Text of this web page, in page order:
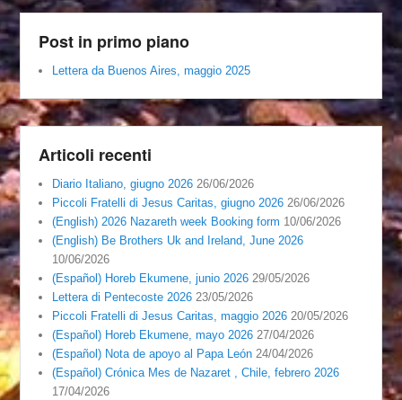
Post in primo piano
Lettera da Buenos Aires, maggio 2025
Articoli recenti
Diario Italiano, giugno 2026 26/06/2026
Piccoli Fratelli di Jesus Caritas, giugno 2026 26/06/2026
(English) 2026 Nazareth week Booking form 10/06/2026
(English) Be Brothers Uk and Ireland, June 2026
10/06/2026
(Español) Horeb Ekumene, junio 2026 29/05/2026
Lettera di Pentecoste 2026 23/05/2026
Piccoli Fratelli di Jesus Caritas, maggio 2026 20/05/2026
(Español) Horeb Ekumene, mayo 2026 27/04/2026
(Español) Nota de apoyo al Papa León 24/04/2026
(Español) Crónica Mes de Nazaret , Chile, febrero 2026
17/04/2026